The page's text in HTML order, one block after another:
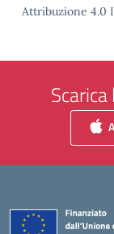
Attribuzione 4.0